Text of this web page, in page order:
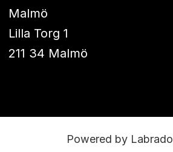
Malmö
Lilla Torg 1
211 34 Malmö
Powered by